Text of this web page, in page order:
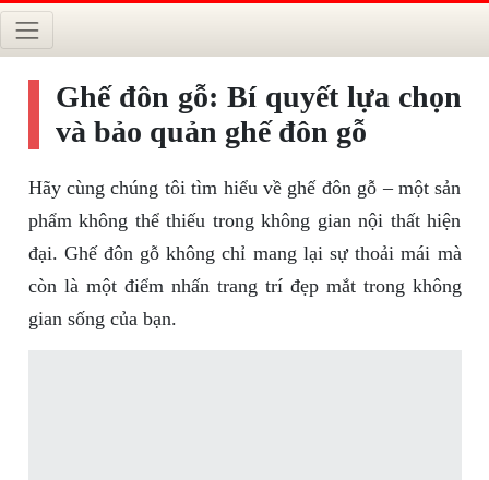
Ghế đôn gỗ: Bí quyết lựa chọn
và bảo quản ghế đôn gỗ
Hãy cùng chúng tôi tìm hiểu về ghế đôn gỗ – một sản
phẩm không thể thiếu trong không gian nội thất hiện
đại. Ghế đôn gỗ không chỉ mang lại sự thoải mái mà
còn là một điểm nhấn trang trí đẹp mắt trong không
gian sống của bạn.